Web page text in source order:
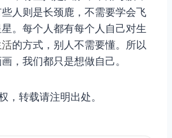
人则是长颈鹿，不需要学会飞
。每个人都有每个人自己对生
的方式，别人不需要懂。所以
，我们都只是想做自己。
，转载请注明出处。
搜索